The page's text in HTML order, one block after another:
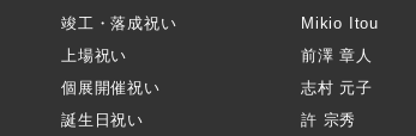
竣工・落成祝い
上場祝い
個展開催祝い
誕生日祝い
Mikio Itou
前澤 章人
志村 元子
許 宗秀